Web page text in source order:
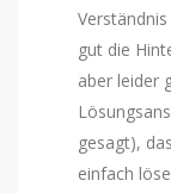
gut die
aber leider
gesagt),
einfach